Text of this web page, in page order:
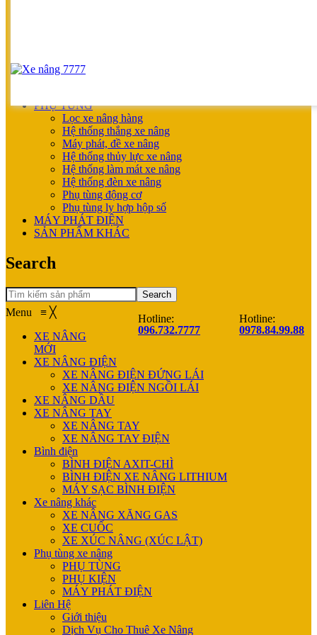
XE NÂNG TAY
PHỤ TÙNG
Lọc xe nâng hàng
Hệ thống thắng xe nâng
Máy phát, đề xe nâng
Hệ thống thủy lực xe nâng
Hệ thống làm mát xe nâng
Hệ thống đèn xe nâng
Phụ tùng động cơ
Phụ tùng ly hợp hộp số
MÁY PHÁT ĐIỆN
SẢN PHẨM KHÁC
Search
Search
Hotline:
096.732.7777
Hotline:
0978.84.99.88
Menu ≡ ╳
XE NÂNG
MỚI
XE NÂNG ĐIỆN
XE NÂNG ĐIỆN ĐỨNG LÁI
XE NÂNG ĐIỆN NGỒI LÁI
XE NÂNG DẦU
XE NÂNG TAY
XE NÂNG TAY
XE NÂNG TAY ĐIỆN
Bình điện
BÌNH ĐIỆN AXIT-CHÌ
BÌNH ĐIỆN XE NÂNG LITHIUM
MÁY SẠC BÌNH ĐIỆN
Xe nâng khác
XE NÂNG XĂNG GAS
XE CUỐC
XE XÚC NÂNG (XÚC LẬT)
Phụ tùng xe nâng
PHỤ TÙNG
PHỤ KIỆN
MÁY PHÁT ĐIỆN
Liên Hệ
Giới thiệu
Dịch Vụ Cho Thuê Xe Nâng